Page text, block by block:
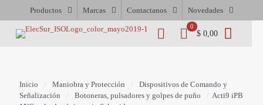
Productos Marcas Contactanos Novedades
0
$ 0,00
Inicio Maniobra y Protección
Dispositivos de Comando y
Señalización
Botoneras, pulsadores y golpes de puño
Acti9 iPB